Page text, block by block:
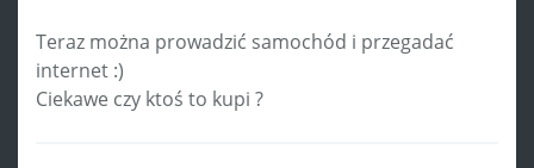
Teraz można prowadzić samochód i przegadać
internet :)
Ciekawe czy ktoś to kupi ?